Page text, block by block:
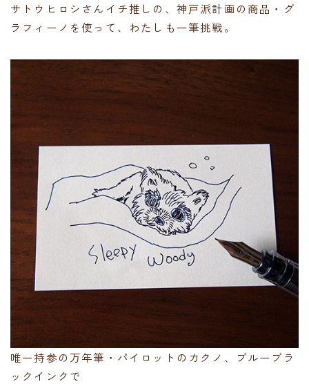
サトウヒロシさんイチ推しの、神戸派計画の商品・グ
ラフィーノを使って、わたしも一筆挑戦。
唯一持参の万年筆・パイロットのカクノ、ブルーブラ
ックインクで